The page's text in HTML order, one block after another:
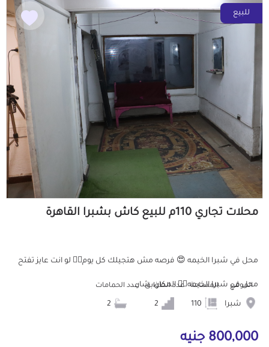
للبيع
محلات تجاري 110م للبيع كاش بشبرا القاهرة
محل في شبرا الخيمه 😍 فرصه مش هتجيلك كل يوم👌🏻 لو انت عايز تفتح
محل في شبرا الخيمه👌🏻 المكان: شار...
الموقع
شبرا
المساحة عدد الطوابق عدد الحمامات
800,000 جنيه